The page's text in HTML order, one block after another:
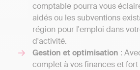
comptable pourra vous
aidés ou les subventions
région pour l'emploi dans
d'activité.
Gestion et optimisation :
complet à vos finances et